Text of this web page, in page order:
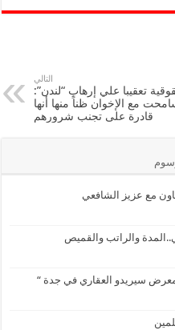
التالي
تعقيبا علي إرهاب “لندن”:
مع الإخوان ظناً منها أنها
قادرة على تجنب شرورهم
مع عزيز الشافعي
والراتب والقميص
معرض سيريدو العقاري في جدة “